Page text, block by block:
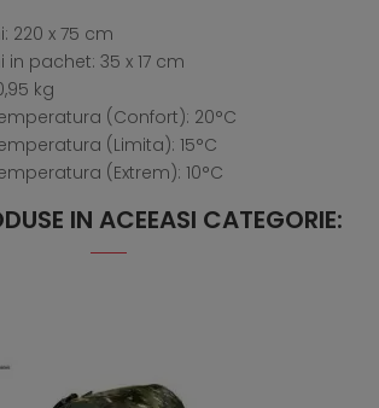
220 x 75 cm
in pachet: 35 x 17 cm
kg
(Confort): 20°C
(Limita): 15°C
(Extrem): 10°C
IN ACEEASI CATEGORIE: